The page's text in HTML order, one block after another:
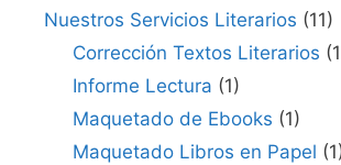
Nuestros Servicios Literarios (11)
Corrección Textos Literarios
Informe Lectura (1)
Maquetado de Ebooks (1)
Maquetado Libros en Papel